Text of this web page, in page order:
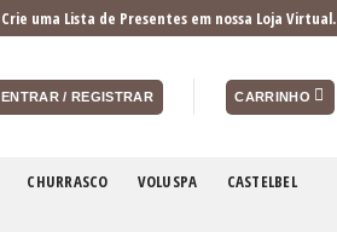
Crie uma Lista de Presentes em nossa Loja Virtual.
ENTRAR / REGISTRAR CARRINHO
CHURRASCO VOLUSPA CASTELBEL